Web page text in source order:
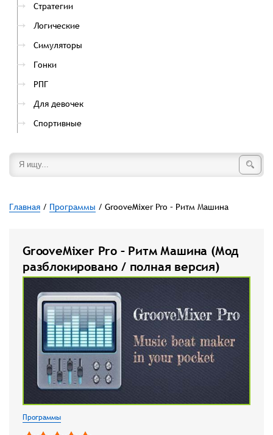
Стратегии
Логические
Симуляторы
Гонки
РПГ
Для девочек
Спортивные
Главная / Программы / GrooveMixer Pro – Ритм Машина
GrooveMixer Pro – Ритм Машина (Мод
разблокировано / полная версия)
Программы